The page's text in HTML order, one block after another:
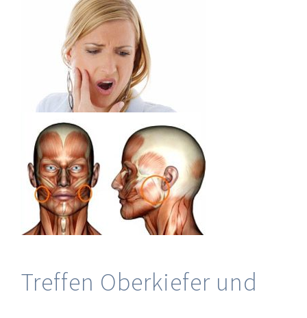
Treffen Oberkiefer und